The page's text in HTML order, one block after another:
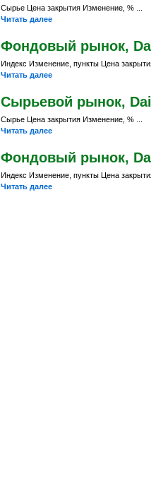
Сырье Цена закрытия Изменение, % ...
Читать далее
Фондовый рынок,
Индекс Изменение, пункты Цена
Читать далее
Сырьевой рынок,
Сырье Цена закрытия Изменение, % ...
Читать далее
Фондовый рынок,
Индекс Изменение, пункты Цена
Читать далее